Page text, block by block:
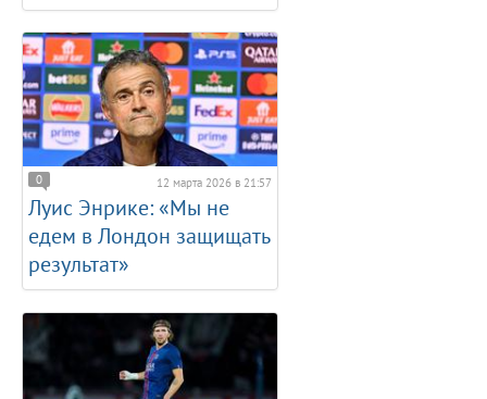
0 12 марта 2026 в 21:57
Луис Энрике: «Мы не
едем в Лондон защищать
результат»